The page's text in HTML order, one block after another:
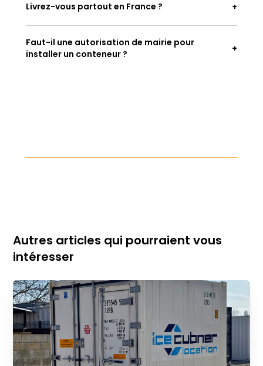
Livrez-vous partout en France ?
Faut-il une autorisation de mairie pour
installer un conteneur ?
Autres articles qui pourraient vous
intéresser